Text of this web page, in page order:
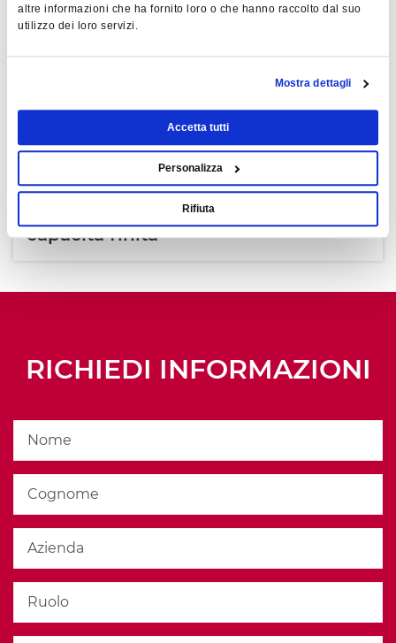
altre informazioni che ha fornito loro o che hanno raccolto dal suo
utilizzo dei loro servizi.
Mostra dettagli
Accetta tutti
Personalizza
Rifiuta
parametri di processo
Manutenzione a guasto e
Carico macchine a
capacità finita
RICHIEDI INFORMAZIONI